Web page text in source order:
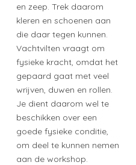
en zeep. Trek daarom
kleren en schoenen aan
die daar tegen kunnen.
Vachtvilten vraagt om
fysieke kracht, omdat het
gepaard gaat met veel
wrijven, duwen en rollen.
Je dient daarom wel te
beschikken over een
goede fysieke conditie,
om deel te kunnen nemen
aan de workshop.